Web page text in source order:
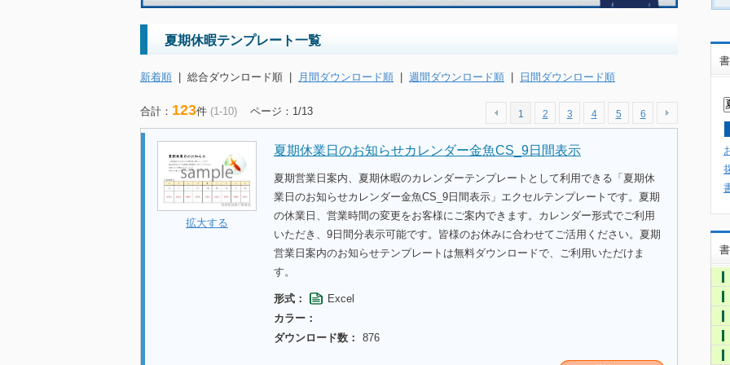
夏期休暇テンプレート一覧
新着順 | 総合ダウンロード順 | 月間ダウンロード順 | 週間ダウンロード順 | 日間ダウンロード順
合計： 123件 (1-10) ページ：1/13 1 2 3 4 5 6
拡大する
夏期休業日のお知らせカレンダー金魚CS_9日間表示
夏期営業日案内、夏期休暇のカレンダーテンプレートとして利用できる「夏期休
業日のお知らせカレンダー金魚CS_9日間表示」エクセルテンプレートです。夏期
の休業日、営業時間の変更をお客様にご案内できます。カレンダー形式でご利用
いただき、9日間分表示可能です。皆様のお休みに合わせてご活用ください。夏期
営業日案内のお知らせテンプレートは無料ダウンロードで、ご利用いただけま
す。
形式：
Excel
カラー：
ダウンロード数：
876